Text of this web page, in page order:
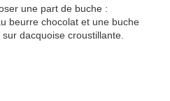
une part de buche :
beurre chocolat et une buche
dacquoise croustillante.